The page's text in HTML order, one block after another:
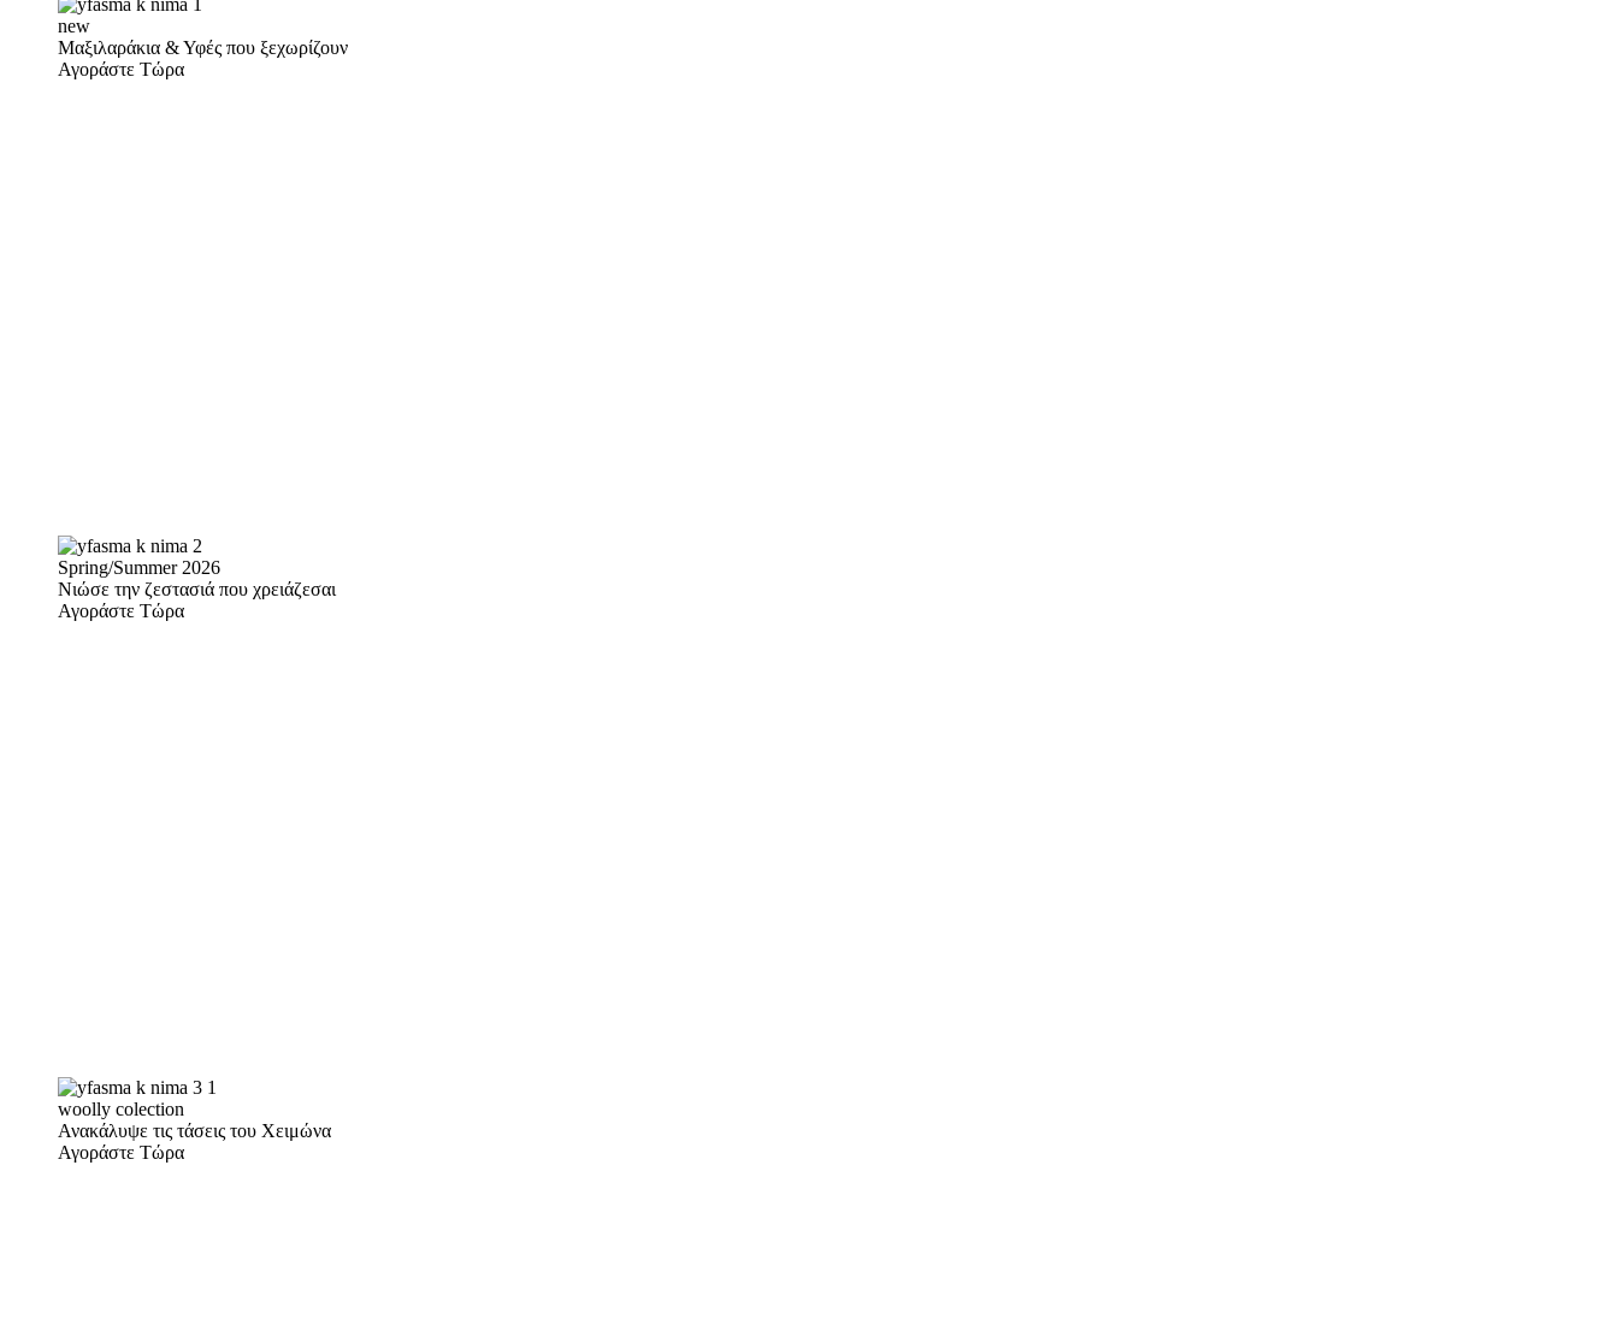
new
Μαξιλαράκια & Υφές που ξεχωρίζουν
Αγοράστε Τώρα
Spring/Summer 2026
Νιώσε την ζεστασιά που χρειάζεσαι
Αγοράστε Τώρα
woolly colection
Ανακάλυψε τις τάσεις του Χειμώνα
Αγοράστε Τώρα